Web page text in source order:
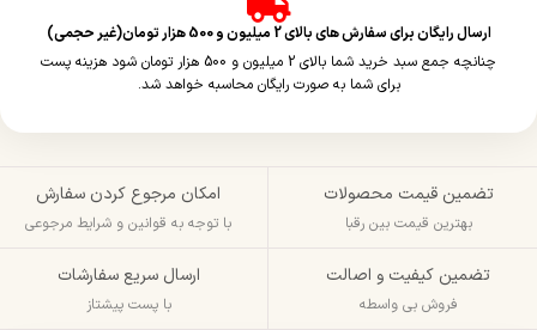
ارسال رایگان برای سفارش های بالای 2 میلیون و 500 هزار تومان(غیر حجمی)
چنانچه جمع سبد خرید شما بالای 2 میلیون و 500 هزار تومان شود هزینه پست
برای شما به صورت رایگان محاسبه خواهد شد.
تضمین قیمت محصولات
بهترین قیمت بین رقبا
امکان مرجوع کردن سفارش
با توجه به قوانین و شرایط مرجوعی
تضمین کیفیت و اصالت
فروش بی واسطه
ارسال سریع سفارشات
با پست پیشتاز